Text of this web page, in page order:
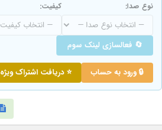
نوع صدا: کیفیت:
🔄 فعالسازی لینک سوم
🔒 ورود به حساب ⭐ دریافت اشتراک ویژه